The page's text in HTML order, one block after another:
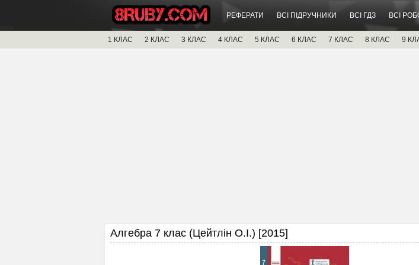
РЕФЕРАТИ ВСІ ПІДРУЧНИКИ ВСІ ГДЗ ВСІ
1 КЛАС 2 КЛАС 3 КЛАС 4 КЛАС 5 КЛАС 6 КЛАС 7 КЛАС 8 КЛАС 9
Алгебра 7 клас (Цейтлін О.І.) [2015]